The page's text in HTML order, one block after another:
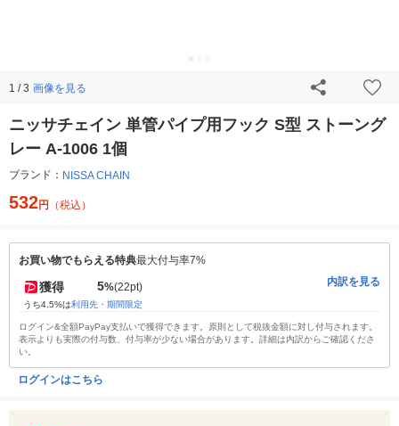
1 / 3 画像を見る
ニッサチェイン 単管パイプ用フック S型 ストーング
レー A-1006 1個
ブランド： NISSA CHAIN
532円 （税込）
お買い物でもらえる特典最大付与率7%
獲得 5%(22pt)
うち4.5%は利用先・期間限定
内訳を見る
ログイン&全額PayPay支払いで獲得できます。原則として税抜金額に対し付与されます。
表示よりも実際の付与数、付与率が少ない場合があります。詳細は内訳からご確認くださ
い。
ログインはこちら